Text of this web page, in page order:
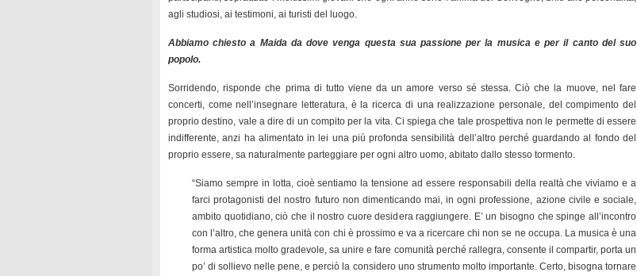
agli studiosi, ai testimoni, ai turisti del luogo.
Abbiamo chiesto a Maida da dove venga questa sua passione per la musica e per il canto del suo
popolo.
Sorridendo, risponde che prima di tutto viene da un amore verso sé stessa. Ciò che la muove, nel fare
concerti, come nell’insegnare letteratura, è la ricerca di una realizzazione personale, del compimento del
proprio destino, vale a dire di un compito per la vita. Ci spiega che tale prospettiva non le permette di essere
indifferente, anzi ha alimentato in lei una più profonda sensibilità dell’altro perché guardando al fondo del
proprio essere, sa naturalmente parteggiare per ogni altro uomo, abitato dallo stesso tormento.
“Siamo sempre in lotta, cioè sentiamo la tensione ad essere responsabili della realtà che viviamo e a
farci protagonisti del nostro futuro non dimenticando mai, in ogni professione, azione civile e sociale,
ambito quotidiano, ciò che il nostro cuore desidera raggiungere. E’ un bisogno che spinge all’incontro
con l’altro, che genera unità con chi è prossimo e va a ricercare chi non se ne occupa. La musica è una
forma artistica molto gradevole, sa unire e fare comunità perché rallegra, consente il compartir, porta un
po’ di sollievo nelle pene, e perciò la considero uno strumento molto importante. Certo, bisogna tornare